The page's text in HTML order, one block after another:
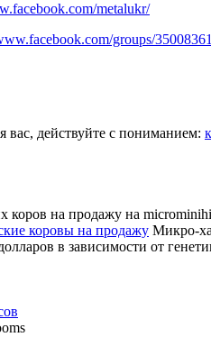
metalukr/
groups/
вас, действуйте с пониманием:
на продажу на
коровы на продажу Микро-
в зависимости от